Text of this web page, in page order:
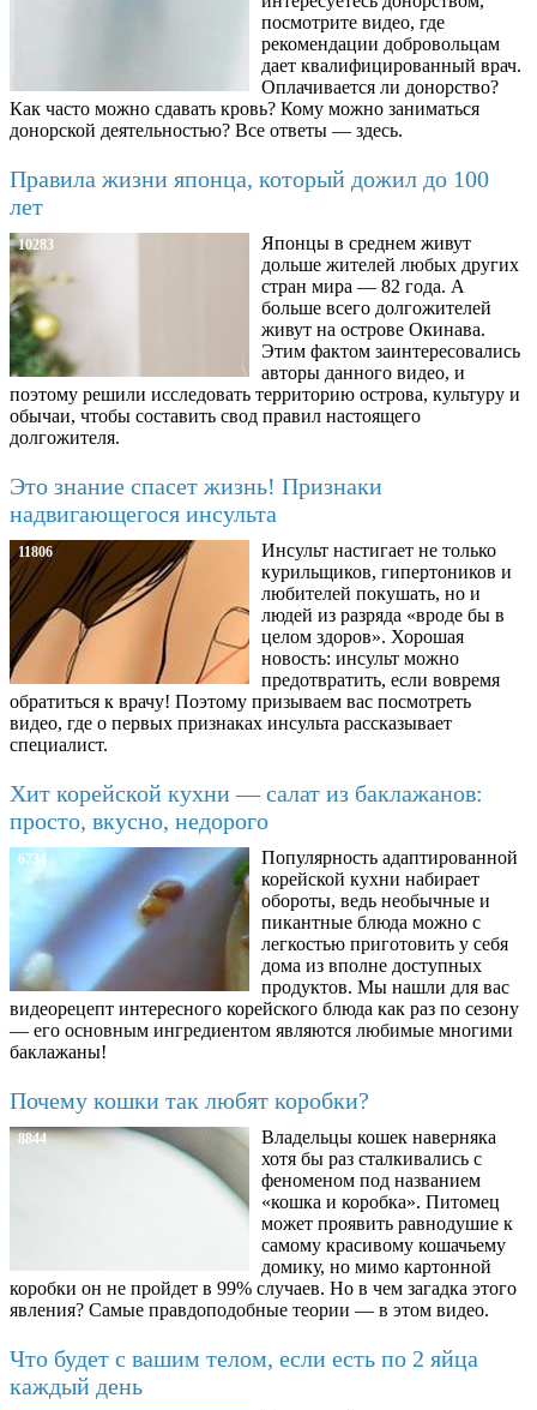
посмотрите видео, где
рекомендации добровольцам
дает квалифицированный врач.
Оплачивается ли донорство?
Как часто можно сдавать кровь? Кому можно заниматься
донорской деятельностью? Все ответы — здесь.
Правила жизни японца, который дожил до 100
лет
10283
Японцы в среднем живут
дольше жителей любых других
стран мира — 82 года. А
больше всего долгожителей
живут на острове Окинава.
Этим фактом заинтересовались
авторы данного видео, и
поэтому решили исследовать территорию острова, культуру и
обычаи, чтобы составить свод правил настоящего
долгожителя.
Это знание спасет жизнь! Признаки
надвигающегося инсульта
11806
Инсульт настигает не только
курильщиков, гипертоников и
любителей покушать, но и
людей из разряда «вроде бы в
целом здоров». Хорошая
новость: инсульт можно
предотвратить, если вовремя
обратиться к врачу! Поэтому призываем вас посмотреть
видео, где о первых признаках инсульта рассказывает
специалист.
Хит корейской кухни — салат из баклажанов:
просто, вкусно, недорого
6734
Популярность адаптированной
корейской кухни набирает
обороты, ведь необычные и
пикантные блюда можно с
легкостью приготовить у себя
дома из вполне доступных
продуктов. Мы нашли для вас
видеорецепт интересного корейского блюда как раз по сезону
— его основным ингредиентом являются любимые многими
баклажаны!
Почему кошки так любят коробки?
8844
Владельцы кошек наверняка
хотя бы раз сталкивались с
феноменом под названием
«кошка и коробка». Питомец
может проявить равнодушие к
самому красивому кошачьему
домику, но мимо картонной
коробки он не пройдет в 99% случаев. Но в чем загадка этого
явления? Самые правдоподобные теории — в этом видео.
Что будет с вашим телом, если есть по 2 яйца
каждый день